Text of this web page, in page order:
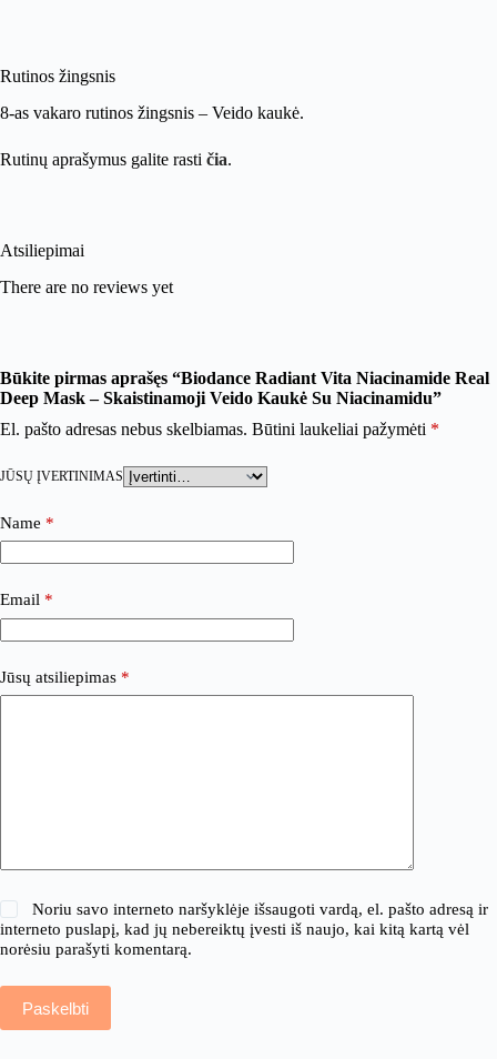
Rutinos žingsnis
8-as vakaro rutinos žingsnis – Veido kaukė.
Rutinų aprašymus galite rasti čia.
Atsiliepimai
There are no reviews yet
Būkite pirmas aprašęs “Biodance Radiant Vita Niacinamide Real
Deep Mask – Skaistinamoji Veido Kaukė Su Niacinamidu”
El. pašto adresas nebus skelbiamas. Būtini laukeliai pažymėti *
JŪSŲ ĮVERTINIMAS
Name *
Email *
Jūsų atsiliepimas *
Noriu savo interneto naršyklėje išsaugoti vardą, el. pašto adresą ir
interneto puslapį, kad jų nebereiktų įvesti iš naujo, kai kitą kartą vėl
norėsiu parašyti komentarą.
Paskelbti